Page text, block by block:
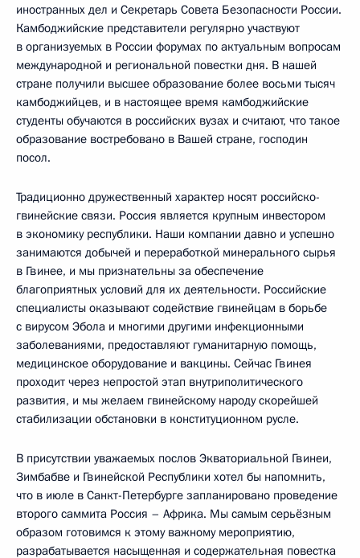
иностранных дел и Секретарь Совета Безопасности России.
Камбоджийские представители регулярно участвуют
в организуемых в России форумах по актуальным вопросам
международной и региональной повестки дня. В нашей
стране получили высшее образование более восьми тысяч
камбоджийцев, и в настоящее время камбоджийские
студенты обучаются в российских вузах и считают, что такое
образование востребовано в Вашей стране, господин
посол.
Традиционно дружественный характер носят российско-
гвинейские связи. Россия является крупным инвестором
в экономику республики. Наши компании давно и успешно
занимаются добычей и переработкой минерального сырья
в Гвинее, и мы признательны за обеспечение
благоприятных условий для их деятельности. Российские
специалисты оказывают содействие гвинейцам в борьбе
с вирусом Эбола и многими другими инфекционными
заболеваниями, предоставляют гуманитарную помощь,
медицинское оборудование и вакцины. Сейчас Гвинея
проходит через непростой этап внутриполитического
развития, и мы желаем гвинейскому народу скорейшей
стабилизации обстановки в конституционном русле.
В присутствии уважаемых послов Экваториальной Гвинеи,
Зимбабве и Гвинейской Республики хотел бы напомнить,
что в июле в Санкт-Петербурге запланировано проведение
второго саммита Россия – Африка. Мы самым серьёзным
образом готовимся к этому важному мероприятию,
разрабатывается насыщенная и содержательная повестка